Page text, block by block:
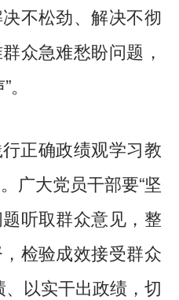
不松劲、解决不彻
众急难愁盼问题，
正确政绩观学习教
广大党员干部要“坚
听取群众意见，整
检验成效接受群众
以实干出政绩，切